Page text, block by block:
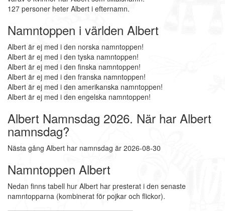
127 personer heter Albert i efternamn.
Namntoppen i världen Albert
Albert är ej med i den norska namntoppen!
Albert är ej med i den tyska namntoppen!
Albert är ej med i den finska namntoppen!
Albert är ej med i den franska namntoppen!
Albert är ej med i den amerikanska namntoppen!
Albert är ej med i den engelska namntoppen!
Albert Namnsdag 2026. När har Albert
namnsdag?
Nästa gång Albert har namnsdag är 2026-08-30
Namntoppen Albert
Nedan finns tabell hur Albert har presterat i den senaste
namntopparna (kombinerat för pojkar och flickor).